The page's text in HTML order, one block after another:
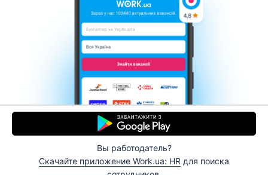
Вы работодатель?
Скачайте приложение Work.ua: HR для поиска
Контакты О нас
Карьера
Новости Work.ua
Помощь
Условия использования
© 2006–2026 Work.ua. Сервис поиска работы №1 в